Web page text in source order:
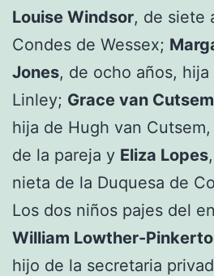
Louise Windsor, de siete
Condes de Wessex;
Jones, de ocho años,
Linley; Grace van
hija de Hugh van
de la pareja y Eliza Lopes
nieta de la Duquesa de
Los dos niños pajes del
William Lowther-
hijo de la secretaria